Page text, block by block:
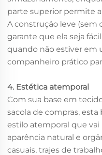
parte superior permite
A construção leve (sem
garante que ela seja
quando não estiver em
companheiro prático
4. Estética atemporal
Com sua base em
sacola de compras,
estilo atemporal que
aparência natural e
casuais, trajes de